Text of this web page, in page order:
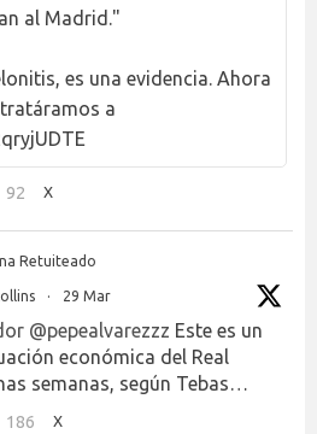
al Madrid."
es una evidencia. Ahora
a
92 X
Retuiteado
· 29 Mar
@pepealvarezzz Este es un
económica del Real
semanas, según Tebas…
186 X